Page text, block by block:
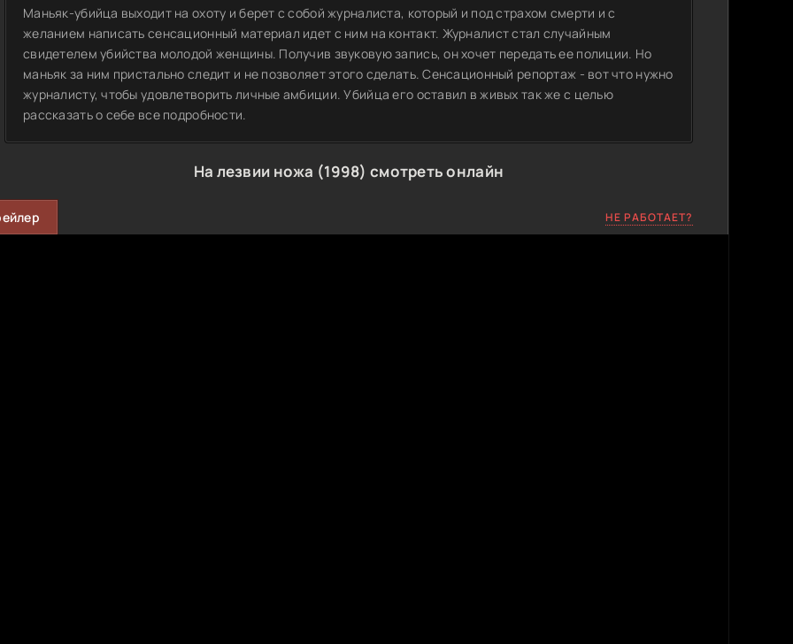
Маньяк-убийца выходит на охоту и берет с собой журналиста, который и под страхом смерти и с
желанием написать сенсационный материал идет с ним на контакт. Журналист стал случайным
свидетелем убийства молодой женщины. Получив звуковую запись, он хочет передать ее полиции. Но
маньяк за ним пристально следит и не позволяет этого сделать. Сенсационный репортаж - вот что нужно
журналисту, чтобы удовлетворить личные амбиции. Убийца его оставил в живых так же с целью
рассказать о себе все подробности.
На лезвии ножа (1998) смотреть онлайн
НЕ РАБОТАЕТ?